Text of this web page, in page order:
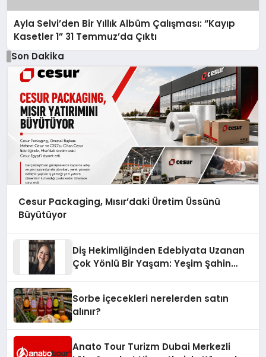
Ayla Selvi’den Bir Yıllık Albüm Çalışması: “Kayıp
Kasetler 1” 31 Temmuz’da Çıktı
Son Dakika
Cesur Packaging, Mısır’daki Üretim Üssünü
Büyütüyor
Diş Hekimliğinden Edebiyata Uzanan
Çok Yönlü Bir Yaşam: Yeşim Şahin
Sorbe içecekleri nerelerden satın
alınır?
Anato Tour Turizm Dubai Merkezli